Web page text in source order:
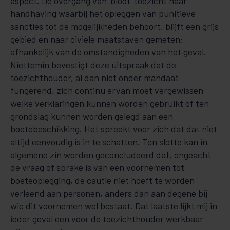
handhaving waarbij het opleggen van punitieve
sancties tot de mogelijkheden behoort, blijft een grijs
gebied en naar civiele maatstaven gemeten:
afhankelijk van de omstandigheden van het geval.
Niettemin bevestigt deze uitspraak dat de
toezichthouder, al dan niet onder mandaat
fungerend, zich continu ervan moet vergewissen
welke verklaringen kunnen worden gebruikt of ten
grondslag kunnen worden gelegd aan een
boetebeschikking. Het spreekt voor zich dat dat niet
altijd eenvoudig is in te schatten. Ten slotte kan in
algemene zin worden geconcludeerd dat, ongeacht
de vraag of sprake is van een voornemen tot
boeteoplegging, de cautie niet hoeft te worden
verleend aan personen, anders dan aan degene bij
wie dit voornemen wel bestaat. Dat laatste lijkt mij in
ieder geval een voor de toezichthouder werkbaar